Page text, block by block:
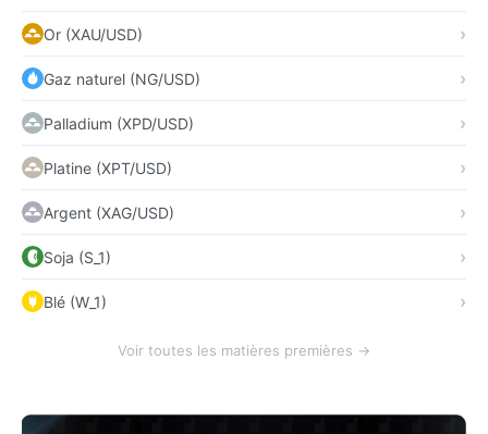
Or (XAU/USD)
Gaz naturel (NG/USD)
Palladium (XPD/USD)
Platine (XPT/USD)
Argent (XAG/USD)
Soja (S_1)
Blé (W_1)
Voir toutes les matières premières →